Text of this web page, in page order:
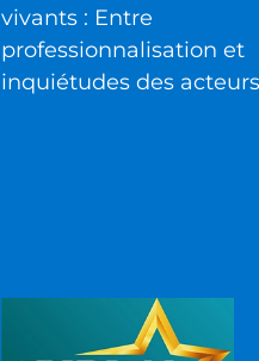
vivants : Entre
professionnalisation et
inquiétudes des acteurs